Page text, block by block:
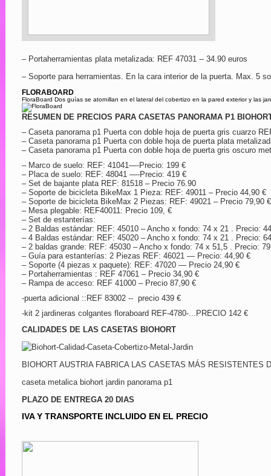
– Portaherramientas plata metalizada: REF 47031 -- 34.90 euros
– Soporte para herramientas. En la cara interior de la puerta. Max. 5
FLORABOARD
FloraBoard Dos guías se atornillan en el lateral del cobertizo en la pared exterior y las
RESUMEN DE PRECIOS PARA CASETAS PANORAMA P1
– Caseta panorama p1 Puerta con doble hoja de puerta gris cuarzo
– Caseta panorama p1 Puerta con doble hoja de puerta plata
– Caseta panorama p1 Puerta con doble hoja de puerta gris oscuro
– Marco de suelo: REF: 41041—-Precio: 199 €
– Placa de suelo: REF: 48041 —-Precio: 419 €
– Set de bajante plata REF: 81518 – Precio 76.90
– Soporte de bicicleta BikeMax 1 Pieza: REF: 49011 – Precio 44,90 €
– Soporte de bicicleta BikeMax 2 Piezas: REF: 49021 – Precio 79,90 €
– Mesa plegable: REF40011: Precio 109, €
– Set de estanterías:
– 2 Baldas estándar: REF: 45010 – Ancho x fondo: 74 x 21 . Precio:
– 4 Baldas estándar: REF: 45020 – Ancho x fondo: 74 x 21 . Precio:
– 2 baldas grande: REF: 45030 – Ancho x fondo: 74 x 51,5 . Precio:
– Guía para estanterías: 2 Piezas REF: 46021 — Precio: 44,90 €
– Soporte (4 piezas x paquete): REF: 47020 — Precio 24,90 €
– Portaherramientas : REF 47061 – Precio 34,90 €
– Rampa de acceso: REF 41000 – Precio 87,90 €
-puerta adicional ::REF 83002 -- precio 439 €
-kit 2 jardineras colgantes floraboard REF-4780-...PRECIO 142 €
CALIDADES DE LAS CASETAS BIOHORT
BIOHORT AUSTRIA FABRICA LAS CASETAS MÁS RESISTENTES
caseta metalica biohort jardin panorama p1
PLAZO DE ENTREGA 20 DIAS
IVA Y TRANSPORTE INCLUIDO EN EL PRECIO